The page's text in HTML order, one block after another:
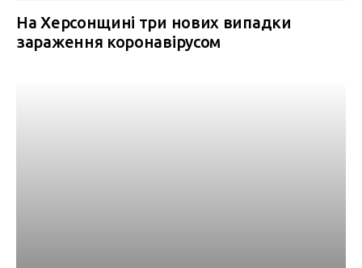
На Херсонщині три нових випадки
зараження коронавірусом